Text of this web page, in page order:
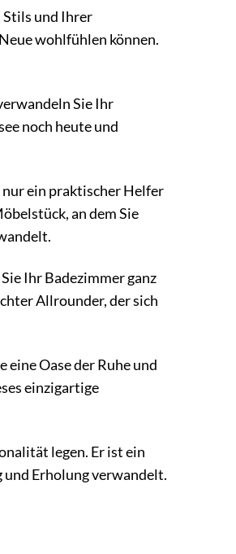
Stils und Ihrer
wohlfühlen können.
Sie Ihr
noch heute und
nur ein praktischer Helfer
an dem Sie
Ihr Badezimmer ganz
Allrounder, der sich
eine Oase der Ruhe und
einzigartige
legen. Er ist ein
und Erholung verwandelt.